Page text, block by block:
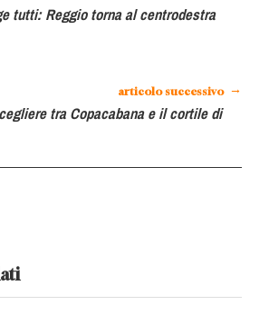
tutti: Reggio torna al centrodestra
articolo successivo →
tra Copacabana e il cortile di